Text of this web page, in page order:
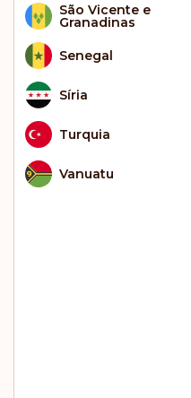
São Vicente e
Granadinas
Senegal
Síria
Turquia
Vanuatu